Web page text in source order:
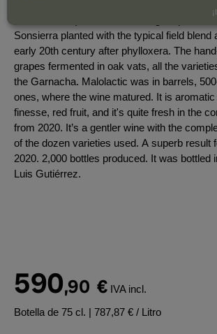
write Bardallo), located in the higher part of
Sonsierra planted with the typical field blend
early 20th century after phylloxera. The
grapes fermented in oak vats, all the
the Garnacha. Malolactic was in barrels,
ones, where the wine matured. It is
finesse, red fruit, and it's quite fresh in the
from 2020. It’s a gentler wine with the
of the dozen varieties used. A superb result
2020. 2,000 bottles produced. It was bottled
Luis Gutiérrez.
590,90 € IVA incl.
Botella de 75 cl. | 787,87 € / Litro